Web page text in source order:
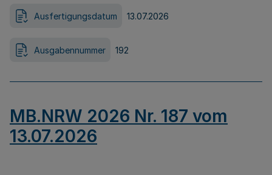
Ausfertigungsdatum 13.07.2026
Ausgabennummer 192
MB.NRW 2026 Nr. 187 vom
13.07.2026